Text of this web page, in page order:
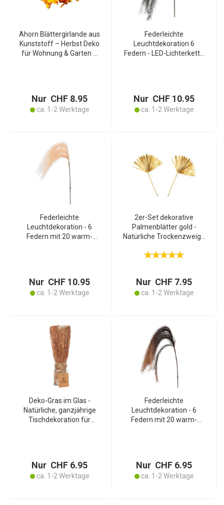
Ahorn Blättergirlande aus
Kunststoff – Herbst Deko
für Wohnung & Garten –
Nur CHF 8.95
ca. 1-2 Werktage
Federleichte
Leuchtdekoration 6
Federn - LED-Lichterkette
Vasen
Nur CHF 10.95
ca. 1-2 Werktage
Federleichte
Leuchtdekoration - 6
Federn mit 20 warm-
Blumensträusse
Nur CHF 10.95
ca. 1-2 Werktage
2er-Set dekorative
Palmenblätter gold -
Natürliche Trockenzweige
Schlafzimmer & Bad -
Nur CHF 7.95
ca. 1-2 Werktage
Deko-Gras im Glas -
Natürliche, ganzjährige
Tischdekoration für
Nur CHF 6.95
ca. 1-2 Werktage
Federleichte
Leuchtdekoration - 6
Federn mit 20 warm-
Nur CHF 6.95
ca. 1-2 Werktage